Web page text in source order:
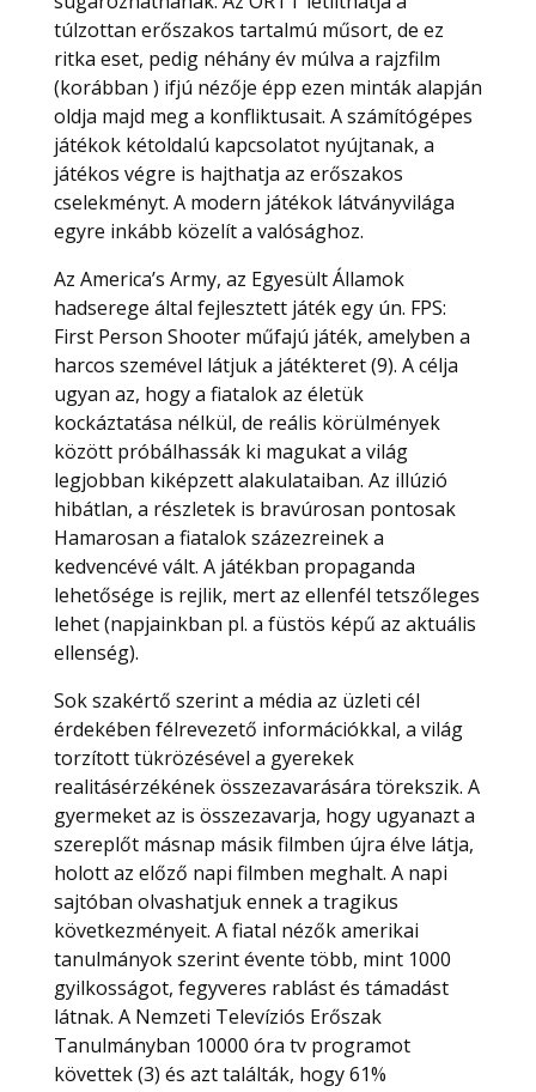
túlzottan erőszakos tartalmú műsort, de ez
ritka eset, pedig néhány év múlva a rajzfilm
(korábban ) ifjú nézője épp ezen minták alapján
oldja majd meg a konfliktusait. A számítógépes
játékok kétoldalú kapcsolatot nyújtanak, a
játékos végre is hajthatja az erőszakos
cselekményt. A modern játékok látványvilága
egyre inkább közelít a valósághoz.
Az America’s Army, az Egyesült Államok
hadserege által fejlesztett játék egy ún. FPS:
First Person Shooter műfajú játék, amelyben a
harcos szemével látjuk a játékteret (9). A célja
ugyan az, hogy a fiatalok az életük
kockáztatása nélkül, de reális körülmények
között próbálhassák ki magukat a világ
legjobban kiképzett alakulataiban. Az illúzió
hibátlan, a részletek is bravúrosan pontosak
Hamarosan a fiatalok százezreinek a
kedvencévé vált. A játékban propaganda
lehetősége is rejlik, mert az ellenfél tetszőleges
lehet (napjainkban pl. a füstös képű az aktuális
ellenség).
Sok szakértő szerint a média az üzleti cél
érdekében félrevezető információkkal, a világ
torzított tükrözésével a gyerekek
realitásérzékének összezavarására törekszik. A
gyermeket az is összezavarja, hogy ugyanazt a
szereplőt másnap másik filmben újra élve látja,
holott az előző napi filmben meghalt. A napi
sajtóban olvashatjuk ennek a tragikus
következményeit. A fiatal nézők amerikai
tanulmányok szerint évente több, mint 1000
gyilkosságot, fegyveres rablást és támadást
látnak. A Nemzeti Televíziós Erőszak
Tanulmányban 10000 óra tv programot
követtek (3) és azt találták, hogy 61%